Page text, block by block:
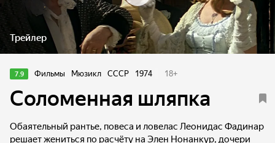
Трейлер
7.9 Фильмы Мюзикл СССР 1974 18+
Соломенная шляпка
Обаятельный рантье, повеса и ловелас Леонидас Фадинар
решает жениться по расчёту на Элен Нонанкур, дочери